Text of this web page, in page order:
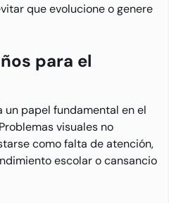
que evolucione o genere
para el
un papel fundamental en el
visuales no
como falta de atención,
escolar o cansancio